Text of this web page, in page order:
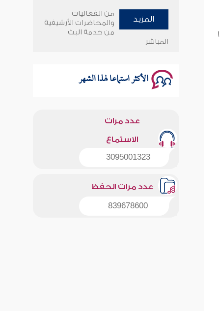
سلسلة محاضرات نفحات رمضانية
1444هـ
المزيد
من الفعاليات
والمحاضرات الأرشيفية
من خدمة البث
المباشر
الأكثر استماعا لهذا الشهر
عدد مرات
الاستماع
3095001323
عدد مرات الحفظ
839678600